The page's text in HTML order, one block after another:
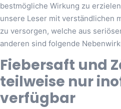
bestmögliche Wirkung zu
unsere Leser mit verständlichen
zu versorgen, welche aus
anderen sind folgende
Fiebersaft und
teilweise nur
verfügbar